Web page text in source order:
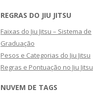
REGRAS DO JIU JITSU
Faixas do Jiu Jitsu – Sistema de
Graduação
Pesos e Categorias do Jiu Jitsu
Regras e Pontuação no Jiu Jitsu
NUVEM DE TAGS